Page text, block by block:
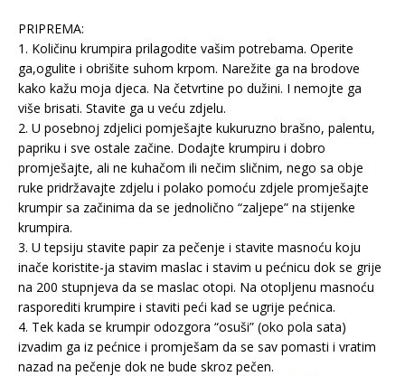
PRIPREMA:
1. Količinu krumpira prilagodite vašim potrebama. Operite
ga,ogulite i obrišite suhom krpom. Narežite ga na brodove
kako kažu moja djeca. Na četvrtine po dužini. I nemojte ga
više brisati. Stavite ga u veću zdjelu.
2. U posebnoj zdjelici pomješajte kukuruzno brašno, palentu,
papriku i sve ostale začine. Dodajte krumpiru i dobro
promješajte, ali ne kuhačom ili nečim sličnim, nego sa obje
ruke pridržavajte zdjelu i polako pomoću zdjele promješajte
krumpir sa začinima da se jednolično “zaljepe” na stijenke
krumpira.
3. U tepsiju stavite papir za pečenje i stavite masnoću koju
inače koristite-ja stavim maslac i stavim u pećnicu dok se grije
na 200 stupnjeva da se maslac otopi. Na otopljenu masnoću
rasporediti krumpire i staviti peći kad se ugrije pećnica.
4. Tek kada se krumpir odozgora “osuši” (oko pola sata)
izvadim ga iz pećnice i promješam da se sav pomasti i vratim
nazad na pečenje dok ne bude skroz pečen.